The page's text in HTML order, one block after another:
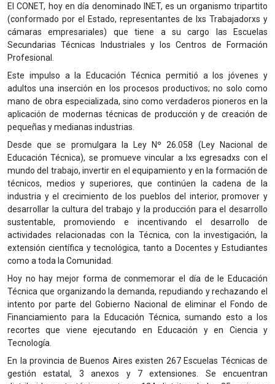
El CONET, hoy en día denominado INET, es un organismo tripartito
(conformado por el Estado, representantes de lxs Trabajadorxs y
cámaras empresariales) que tiene a su cargo las Escuelas
Secundarias Técnicas Industriales y los Centros de Formación
Profesional.
Este impulso a la Educación Técnica permitió a los jóvenes y
adultos una inserción en los procesos productivos; no solo como
mano de obra especializada, sino como verdaderos pioneros en la
aplicación de modernas técnicas de producción y de creación de
pequeñas y medianas industrias.
Desde que se promulgara la Ley Nº 26.058 (Ley Nacional de
Educación Técnica), se promueve vincular a lxs egresadxs con el
mundo del trabajo, invertir en el equipamiento y en la formación de
técnicos, medios y superiores, que continúen la cadena de la
industria y el crecimiento de los pueblos del interior, promover y
desarrollar la cultura del trabajo y la producción para el desarrollo
sustentable, promoviendo e incentivando el desarrollo de
actividades relacionadas con la Técnica, con la investigación, la
extensión científica y tecnológica, tanto a Docentes y Estudiantes
como a toda la Comunidad.
Hoy no hay mejor forma de conmemorar el día de le Educación
Técnica que organizando la demanda, repudiando y rechazando el
intento por parte del Gobierno Nacional de eliminar el Fondo de
Financiamiento para la Educación Técnica, sumando esto a los
recortes que viene ejecutando en Educación y en Ciencia y
Tecnología.
En la provincia de Buenos Aires existen 267 Escuelas Técnicas de
gestión estatal, 3 anexos y 7 extensiones. Se encuentran